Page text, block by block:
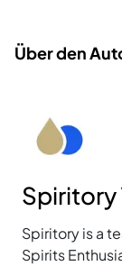
Über den
Spiritory
Spiritory is a
Spirits